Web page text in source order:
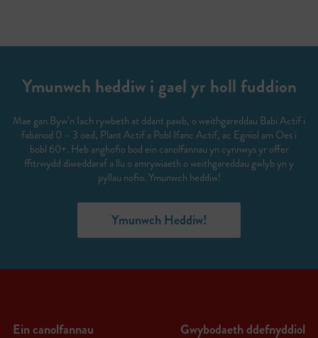
Ymunwch heddiw i gael yr holl fuddion
Mae gan Byw’n Iach rywbeth at ddant pawb, o weithgareddau Babi Actif i
fabanod 0 – 3 oed, Plant Actif a Pobl Ifanc Actif, ac Egnïol am Oes i
bobl 60+. Heb anghofio bod ein canolfannau yn cynnwys yr offer
ffitrwydd diweddaraf a llu o amrywiaeth o weithgareddau gwlyb yn y
pyllau nofio. Ymunwch heddiw!
Ymunwch Heddiw!
Ein canolfannau Gwybodaeth ddefnyddiol